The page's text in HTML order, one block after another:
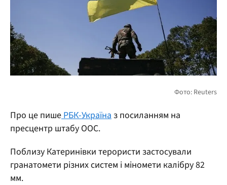
Про це пише РБК-Україна з посиланням на
пресцентр штабу ООС.
Поблизу Катеринівки терористи застосували
гранатомети різних систем і міномети калібру 82
мм.